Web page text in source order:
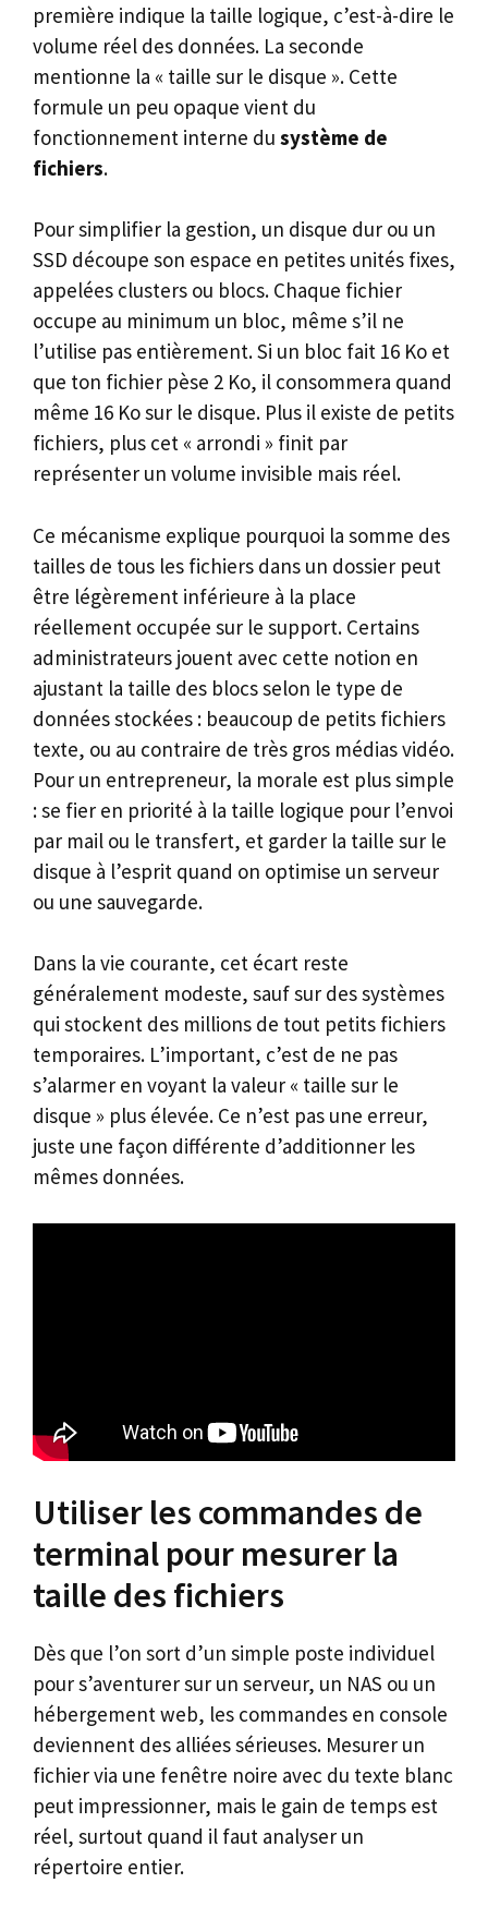
première indique la taille logique, c’est-à-dire le
volume réel des données. La seconde
mentionne la « taille sur le disque ». Cette
formule un peu opaque vient du
fonctionnement interne du système de
fichiers.
Pour simplifier la gestion, un disque dur ou un
SSD découpe son espace en petites unités fixes,
appelées clusters ou blocs. Chaque fichier
occupe au minimum un bloc, même s’il ne
l’utilise pas entièrement. Si un bloc fait 16 Ko et
que ton fichier pèse 2 Ko, il consommera quand
même 16 Ko sur le disque. Plus il existe de petits
fichiers, plus cet « arrondi » finit par
représenter un volume invisible mais réel.
Ce mécanisme explique pourquoi la somme des
tailles de tous les fichiers dans un dossier peut
être légèrement inférieure à la place
réellement occupée sur le support. Certains
administrateurs jouent avec cette notion en
ajustant la taille des blocs selon le type de
données stockées : beaucoup de petits fichiers
texte, ou au contraire de très gros médias vidéo.
Pour un entrepreneur, la morale est plus simple
: se fier en priorité à la taille logique pour l’envoi
par mail ou le transfert, et garder la taille sur le
disque à l’esprit quand on optimise un serveur
ou une sauvegarde.
Dans la vie courante, cet écart reste
généralement modeste, sauf sur des systèmes
qui stockent des millions de tout petits fichiers
temporaires. L’important, c’est de ne pas
s’alarmer en voyant la valeur « taille sur le
disque » plus élevée. Ce n’est pas une erreur,
juste une façon différente d’additionner les
mêmes données.
Utiliser les commandes de
terminal pour mesurer la
taille des fichiers
Dès que l’on sort d’un simple poste individuel
pour s’aventurer sur un serveur, un NAS ou un
hébergement web, les commandes en console
deviennent des alliées sérieuses. Mesurer un
fichier via une fenêtre noire avec du texte blanc
peut impressionner, mais le gain de temps est
réel, surtout quand il faut analyser un
répertoire entier.